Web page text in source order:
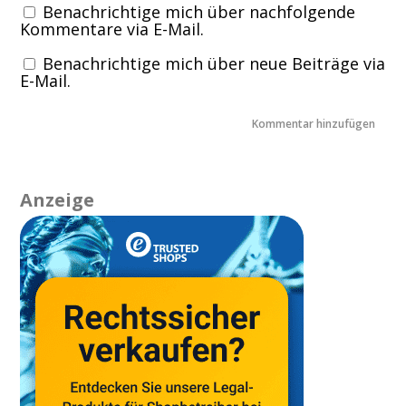
Benachrichtige mich über nachfolgende
Kommentare via E-Mail.
Benachrichtige mich über neue Beiträge via
E-Mail.
Anzeige